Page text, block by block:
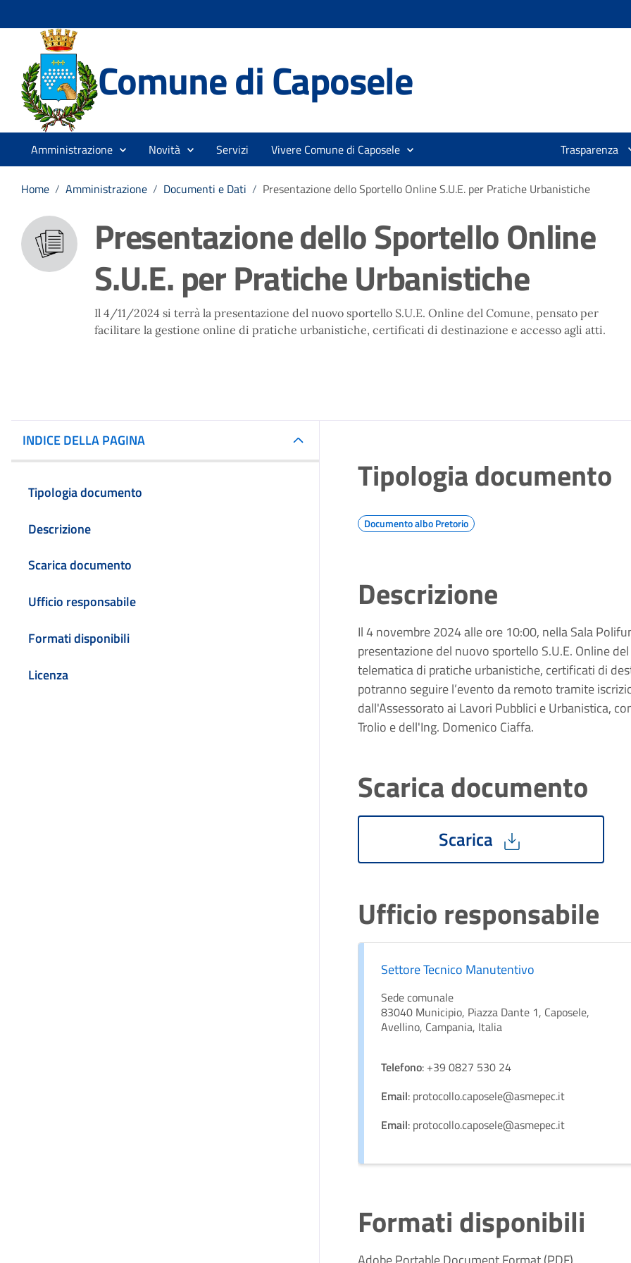
Comune di Caposele
Amministrazione Novità Servizi Vivere Comune di Caposele Trasparenza
Home / Amministrazione / Documenti e Dati / Presentazione dello Sportello Online S.U.E. per Pratiche Urbanistiche
Presentazione dello Sportello Online
S.U.E. per Pratiche Urbanistiche
Il 4/11/2024 si terrà la presentazione del nuovo sportello S.U.E. Online del Comune, pensato per
facilitare la gestione online di pratiche urbanistiche, certificati di destinazione e accesso agli atti.
INDICE DELLA PAGINA
Tipologia documento
Descrizione
Scarica documento
Ufficio responsabile
Formati disponibili
Licenza
Tipologia documento
Documento albo Pretorio
Descrizione
Il 4 novembre 2024 alle ore 10:00, nella Sala
presentazione del nuovo sportello S.U.E. Online
telematica di pratiche urbanistiche, certificati di
potranno seguire l’evento da remoto tramite
dall'Assessorato ai Lavori Pubblici e Urbanistica,
Trolio e dell'Ing. Domenico Ciaffa.
Scarica documento
Scarica
Ufficio responsabile
Settore Tecnico Manutentivo
Sede comunale
83040 Municipio, Piazza Dante 1, Caposele,
Avellino, Campania, Italia
Telefono: +39 0827 530 24
Email: protocollo.caposele@asmepec.it
Email: protocollo.caposele@asmepec.it
Formati disponibili